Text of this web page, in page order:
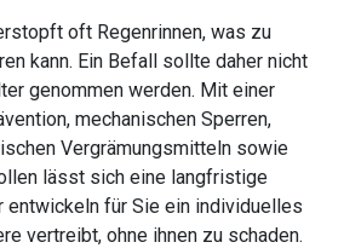
oft Regenrinnen, was zu
kann. Ein Befall sollte daher nicht
genommen werden. Mit einer
mechanischen Sperren,
Vergrämungsmitteln sowie
lässt sich eine langfristige
entwickeln für Sie ein individuelles
vertreibt, ohne ihnen zu schaden.